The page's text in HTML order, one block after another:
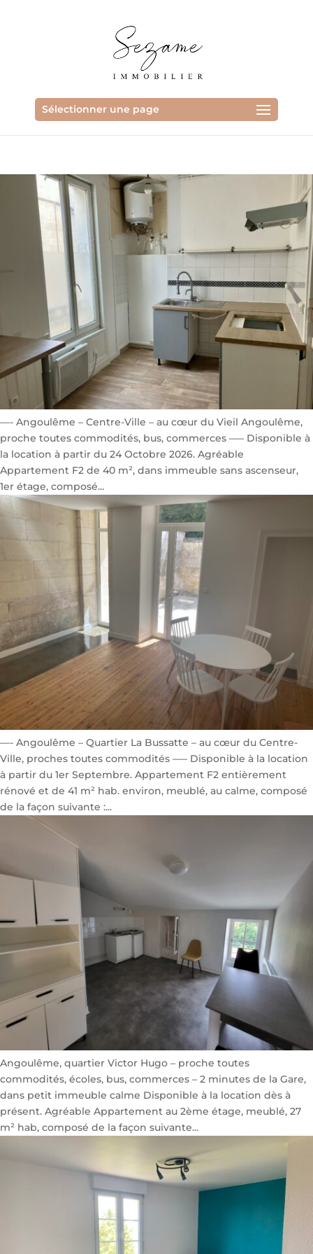
Sélectionner une page
—- Angoulême – Centre-Ville – au cœur du Vieil Angoulême,
proche toutes commodités, bus, commerces —– Disponible à
la location à partir du 24 Octobre 2026. Agréable
Appartement F2 de 40 m², dans immeuble sans ascenseur,
1er étage, composé...
—- Angoulême – Quartier La Bussatte – au cœur du Centre-
Ville, proches toutes commodités —– Disponible à la location
à partir du 1er Septembre. Appartement F2 entièrement
rénové et de 41 m² hab. environ, meublé, au calme, composé
de la façon suivante :...
Angoulême, quartier Victor Hugo – proche toutes
commodités, écoles, bus, commerces – 2 minutes de la Gare,
dans petit immeuble calme Disponible à la location dès à
présent. Agréable Appartement au 2ème étage, meublé, 27
m² hab, composé de la façon suivante...